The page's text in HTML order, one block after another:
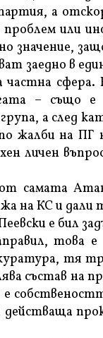
а
или
значение,
заедно в
частна
– също е
а след
жалби на ПГ
личен
самата
на КС и дали
е бил
това
тя
състав на
е